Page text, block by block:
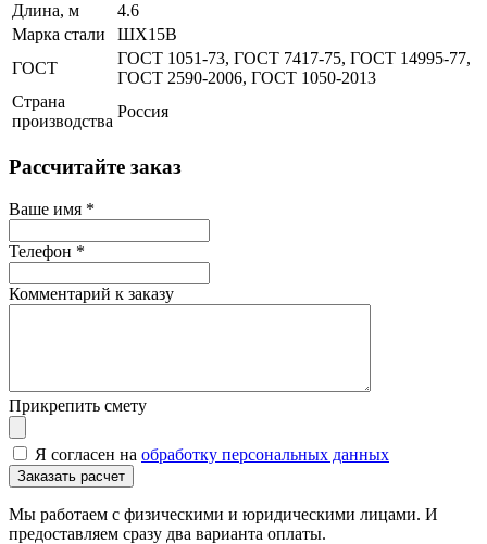
Длина, м
4.6
Марка стали
ШХ15В
ГОСТ
ГОСТ 1051-73, ГОСТ 7417-75, ГОСТ 14995-77,
ГОСТ 2590-2006, ГОСТ 1050-2013
Страна
производства
Россия
Рассчитайте заказ
Ваше имя *
Телефон *
Комментарий к заказу
Прикрепить смету
Я согласен на обработку персональных данных
Мы работаем с физическими и юридическими лицами. И
предоставляем сразу два варианта оплаты.